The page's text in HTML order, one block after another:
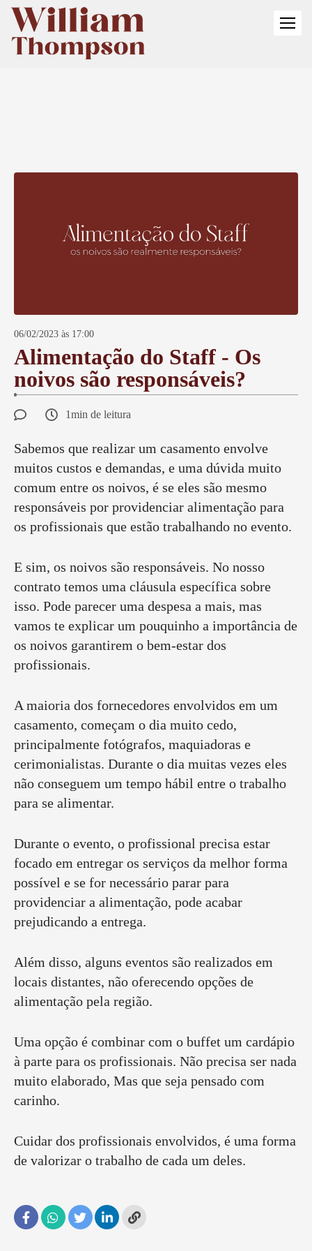
06/02/2023 às 17:00
Alimentação do Staff - Os
noivos são responsáveis?
1min de leitura
Sabemos que realizar um casamento envolve
muitos custos e demandas, e uma dúvida muito
comum entre os noivos, é se eles são mesmo
responsáveis por providenciar alimentação para
os profissionais que estão trabalhando no evento.
E sim, os noivos são responsáveis. No nosso
contrato temos uma cláusula específica sobre
isso. Pode parecer uma despesa a mais, mas
vamos te explicar um pouquinho a importância de
os noivos garantirem o bem-estar dos
profissionais.
A maioria dos fornecedores envolvidos em um
casamento, começam o dia muito cedo,
principalmente fotógrafos, maquiadoras e
cerimonialistas. Durante o dia muitas vezes eles
não conseguem um tempo hábil entre o trabalho
para se alimentar.
Durante o evento, o profissional precisa estar
focado em entregar os serviços da melhor forma
possível e se for necessário parar para
providenciar a alimentação, pode acabar
prejudicando a entrega.
Além disso, alguns eventos são realizados em
locais distantes, não oferecendo opções de
alimentação pela região.
Uma opção é combinar com o buffet um cardápio
à parte para os profissionais. Não precisa ser nada
muito elaborado, Mas que seja pensado com
carinho.
Cuidar dos profissionais envolvidos, é uma forma
de valorizar o trabalho de cada um deles.